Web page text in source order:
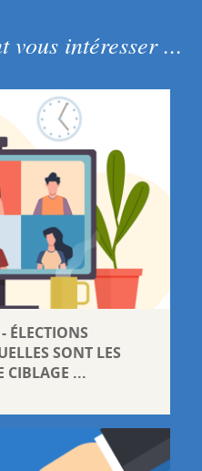
vous intéresser ...
ÉLECTIONS
SONT LES
CIBLAGE ...